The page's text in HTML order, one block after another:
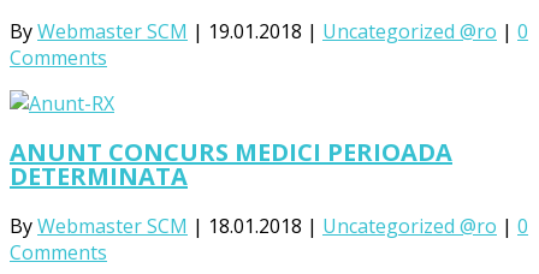
ByWebmaster SCM | 19.01.2018 | Uncategorized @ro | 0
Comments
ANUNT CONCURS MEDICI PERIOADA
DETERMINATA
ByWebmaster SCM | 18.01.2018 | Uncategorized @ro | 0
Comments